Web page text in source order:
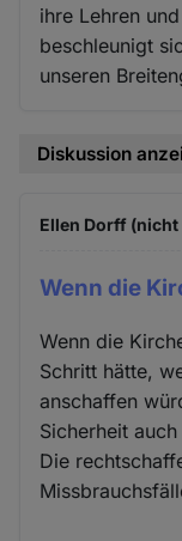
ihre Lehren
beschleunigt
unseren
Diskussion
Ellen Dorff
Wenn die
Wenn die
Schritt hätte,
anschaffen
Sicherheit
Die